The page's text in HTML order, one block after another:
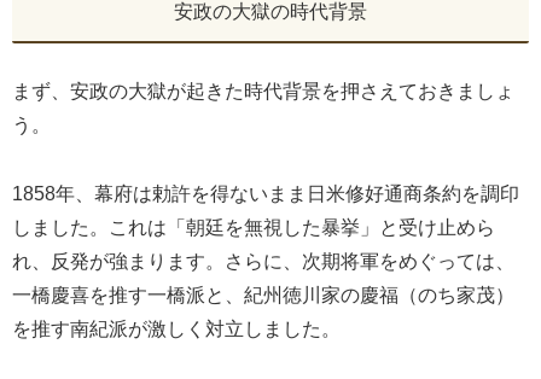
安政の大獄の時代背景
まず、安政の大獄が起きた時代背景を押さえておきましょ
う。
1858年、幕府は勅許を得ないまま日米修好通商条約を調印
しました。これは「朝廷を無視した暴挙」と受け止めら
れ、反発が強まります。さらに、次期将軍をめぐっては、
一橋慶喜を推す一橋派と、紀州徳川家の慶福（のち家茂）
を推す南紀派が激しく対立しました。